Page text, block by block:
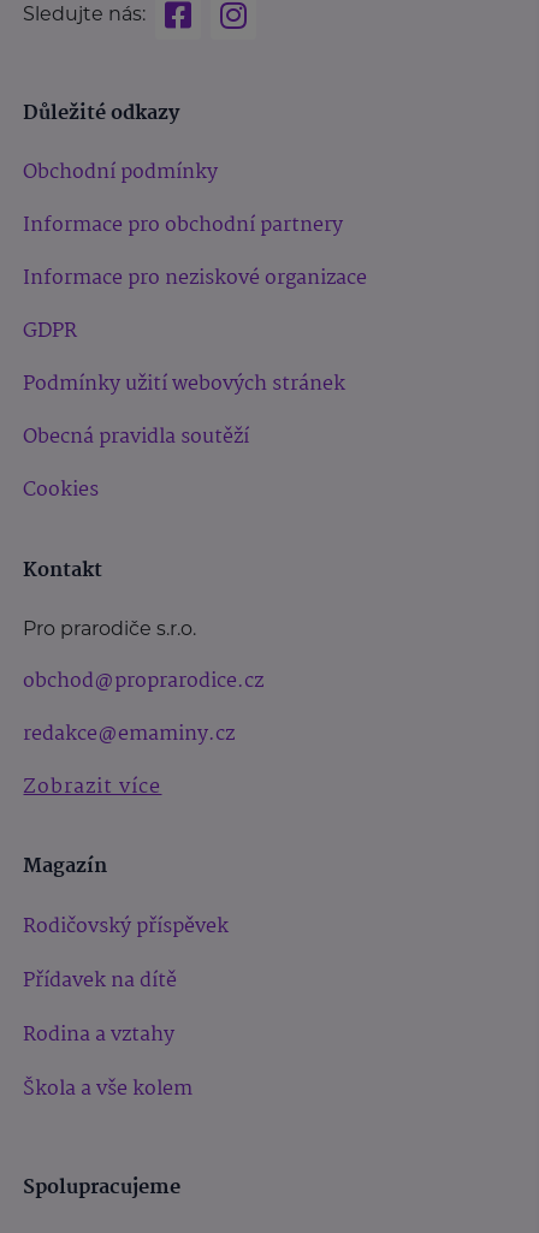
Sledujte nás:
Důležité odkazy
Obchodní podmínky
Informace pro obchodní partnery
Informace pro neziskové organizace
GDPR
Podmínky užití webových stránek
Obecná pravidla soutěží
Cookies
Kontakt
Pro prarodiče s.r.o.
obchod@proprarodice.cz
redakce@emaminy.cz
Zobrazit více
Magazín
Rodičovský příspěvek
Přídavek na dítě
Rodina a vztahy
Škola a vše kolem
Spolupracujeme